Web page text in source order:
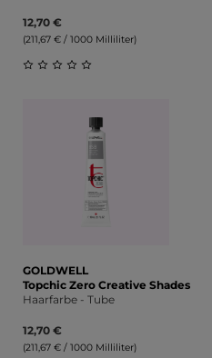
12,70 €
(211,67 € / 1000 Milliliter)
GOLDWELL
Topchic Zero Creative Shades
Haarfarbe - Tube
12,70 €
(211,67 € / 1000 Milliliter)